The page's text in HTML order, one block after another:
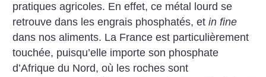
pratiques agricoles. En effet, ce métal lourd se
retrouve dans les engrais phosphatés, etin fine
dans nos aliments. La France est particulièrement
touchée, puisqu’elle importe son phosphate
d’Afrique du Nord, où les roches sont